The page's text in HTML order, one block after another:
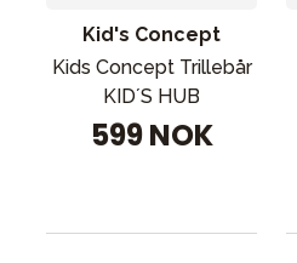
Kid's Concept
Kids Concept Trillebår
KID´S HUB
599 NOK